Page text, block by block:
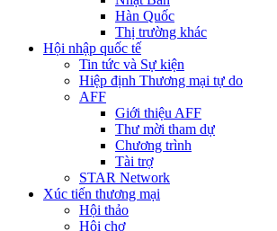
Hàn Quốc
Thị trường khác
Hội nhập quốc tế
Tin tức và Sự kiện
Hiệp định Thương mại tự do
AFF
Giới thiệu AFF
Thư mời tham dự
Chương trình
Tài trợ
STAR Network
Xúc tiến thương mại
Hội thảo
Hội chợ